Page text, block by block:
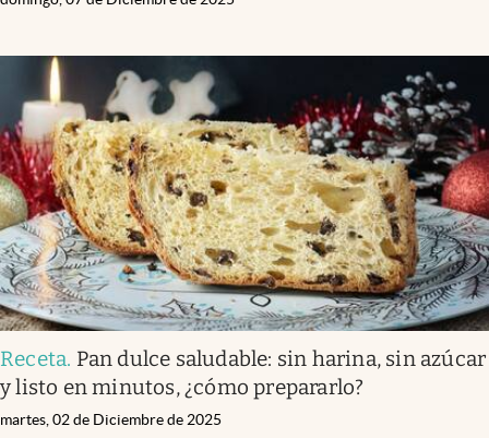
Receta. Pan dulce saludable: sin harina, sin azúcar
y listo en minutos, ¿cómo prepararlo?
martes, 02 de Diciembre de 2025